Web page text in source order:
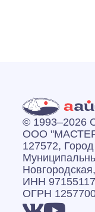
© 1993–2026
ООО
127572,
ИНН
ОГРН